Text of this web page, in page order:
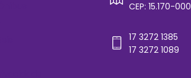
CEP: 15.170-000
17 3272 1385
17 3272 1089